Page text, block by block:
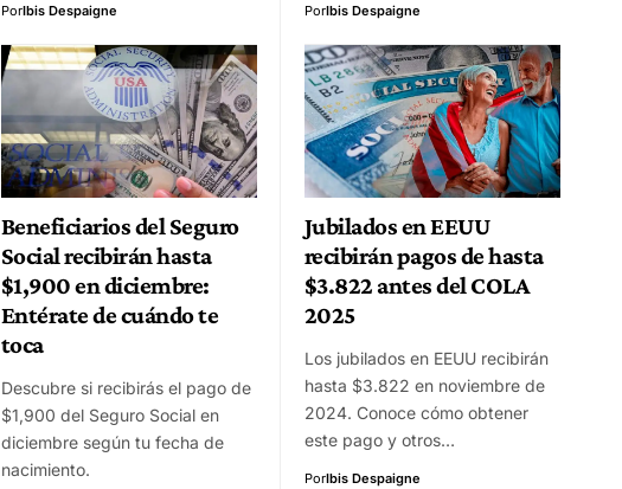
PorIbis Despaigne PorIbis Despaigne
Beneficiarios del Seguro
Social recibirán hasta
$1,900 en diciembre:
Entérate de cuándo te
toca
Descubre si recibirás el pago de
$1,900 del Seguro Social en
diciembre según tu fecha de
nacimiento.
Jubilados en EEUU
recibirán pagos de hasta
$3.822 antes del COLA
2025
Los jubilados en EEUU recibirán
hasta $3.822 en noviembre de
2024. Conoce cómo obtener
este pago y otros…
PorIbis Despaigne